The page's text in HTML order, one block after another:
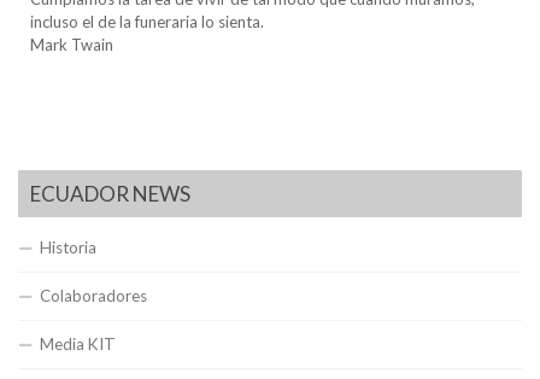
incluso el de la funeraria lo sienta.
Mark Twain
ECUADOR NEWS
Historia
Colaboradores
Media KIT